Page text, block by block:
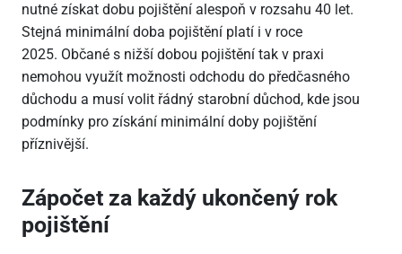
nutné získat dobu pojištění alespoň v rozsahu 40 let.
Stejná minimální doba pojištění platí i v roce
2025. Občané s nižší dobou pojištění tak v praxi
nemohou využít možnosti odchodu do předčasného
důchodu a musí volit řádný starobní důchod, kde jsou
podmínky pro získání minimální doby pojištění
příznivější.
Zápočet za každý ukončený rok
pojištění